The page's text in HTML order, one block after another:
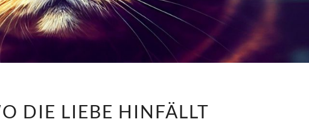
DIE
DIE LIEBE HINFÄLLT